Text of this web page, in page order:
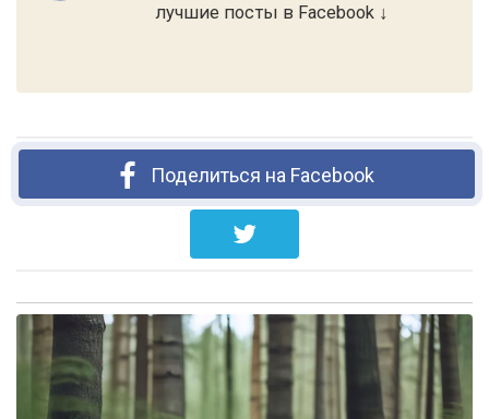
лучшие посты в Facebook ↓
Поделиться на Facebook